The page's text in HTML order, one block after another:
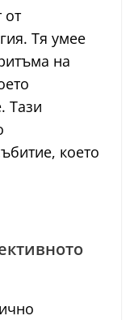
от
Тя умее
на
Тази
което